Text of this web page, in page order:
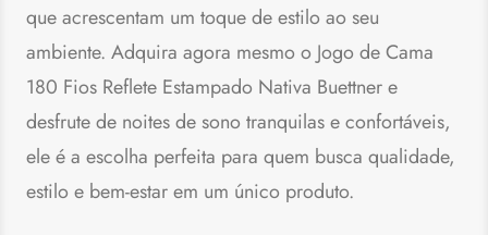
que acrescentam um toque de estilo ao seu
ambiente. Adquira agora mesmo o Jogo de Cama
180 Fios Reflete Estampado Nativa Buettner e
desfrute de noites de sono tranquilas e confortáveis,
ele é a escolha perfeita para quem busca qualidade,
estilo e bem-estar em um único produto.